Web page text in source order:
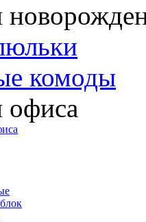
комоды
офиса